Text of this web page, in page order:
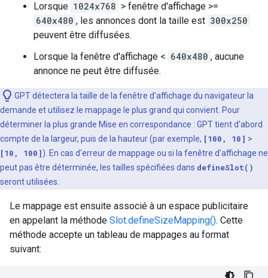
Lorsque 1024x768 > fenêtre d'affichage >=
640x480 , les annonces dont la taille est 300x250
peuvent être diffusées.
Lorsque la fenêtre d'affichage < 640x480 , aucune
annonce ne peut être diffusée.
GPT détectera la taille de la fenêtre d'affichage du navigateur la
demande et utilisez le mappage le plus grand qui convient. Pour
déterminer la plus grande Mise en correspondance : GPT tient d'abord
compte de la largeur, puis de la hauteur (par exemple, [100, 10] >
[10, 100]). En cas d'erreur de mappage ou si la fenêtre d'affichage ne
peut pas être déterminée, les tailles spécifiées dans defineSlot()
seront utilisées.
Le mappage est ensuite associé à un espace publicitaire
en appelant la méthode Slot.defineSizeMapping(). Cette
méthode accepte un tableau de mappages au format
suivant: